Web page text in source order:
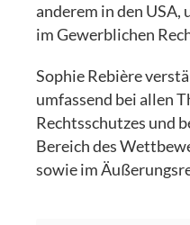
anderem in den
im Gewerblichen
Sophie Rebière
umfassend bei allen
Rechtsschutzes und
Bereich des
sowie im